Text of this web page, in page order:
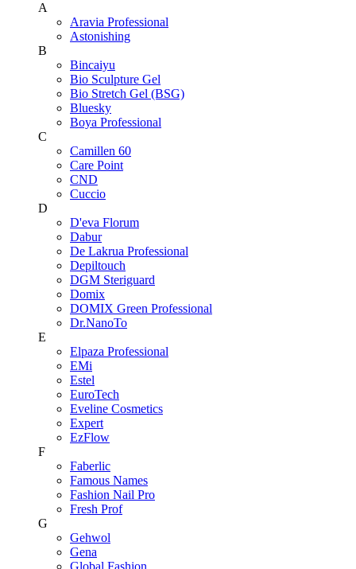
A
Aravia Professional
Astonishing
B
Bincaiyu
Bio Sculpture Gel
Bio Stretch Gel (BSG)
Bluesky
Boya Professional
C
Camillen 60
Care Point
CND
Cuccio
D
D'eva Florum
Dabur
De Lakrua Professional
Depiltouch
DGM Steriguard
Domix
DOMIX Green Professional
Dr.NanoTo
E
Elpaza Professional
EMi
Estel
EuroTech
Eveline Cosmetics
Expert
EzFlow
F
Faberlic
Famous Names
Fashion Nail Pro
Fresh Prof
G
Gehwol
Gena
Global Fashion